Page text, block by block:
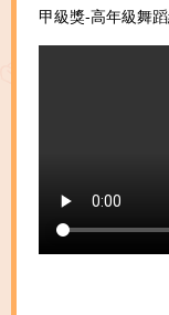
甲級獎-高年級舞